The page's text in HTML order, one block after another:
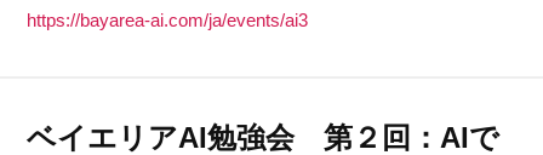
https://bayarea-ai.com/ja/events/ai3
ベイエリアAI勉強会 第２回：AIで